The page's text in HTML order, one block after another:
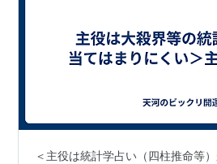
＜主役は統計学占い（四柱推命等